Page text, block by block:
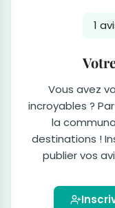
1
Vous avez
incroyables ?
la
destinations !
publier vos